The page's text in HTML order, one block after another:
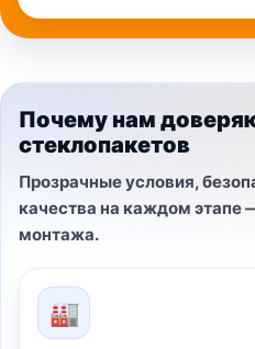
Почему нам
стеклопакетов
Прозрачные условия,
качества на каждом этапе
монтажа.
🏭